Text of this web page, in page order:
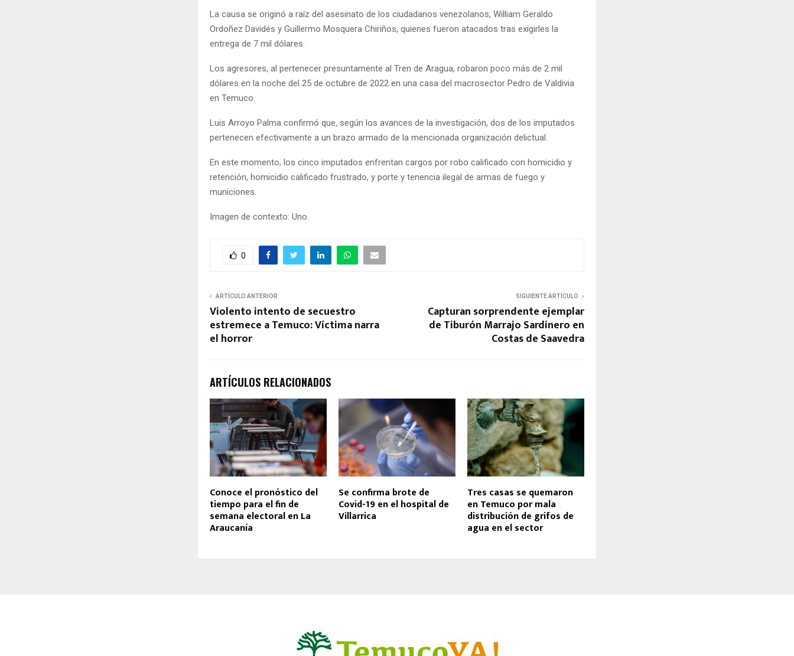
La causa se originó a raíz del asesinato de los ciudadanos venezolanos, William Geraldo
Ordoñez Davidés y Guillermo Mosquera Chiriños, quienes fueron atacados tras exigirles la
entrega de 7 mil dólares.
Los agresores, al pertenecer presuntamente al Tren de Aragua, robaron poco más de 2 mil
dólares en la noche del 25 de octubre de 2022 en una casa del macrosector Pedro de Valdivia
en Temuco.
Luis Arroyo Palma confirmó que, según los avances de la investigación, dos de los imputados
pertenecen efectivamente a un brazo armado de la mencionada organización delictual.
En este momento, los cinco imputados enfrentan cargos por robo calificado con homicidio y
retención, homicidio calificado frustrado, y porte y tenencia ilegal de armas de fuego y
municiones.
Imagen de contexto: Uno.
0
ARTÍCULO ANTERIOR
Violento intento de secuestro
estremece a Temuco: Víctima narra
el horror
SIGUIENTE ARTÍCULO
Capturan sorprendente ejemplar
de Tiburón Marrajo Sardinero en
Costas de Saavedra
ARTÍCULOS RELACIONADOS
Conoce el pronóstico del
tiempo para el fin de
semana electoral en La
Araucanía
Se confirma brote de
Covid-19 en el hospital de
Villarrica
Tres casas se quemaron
en Temuco por mala
distribución de grifos de
agua en el sector